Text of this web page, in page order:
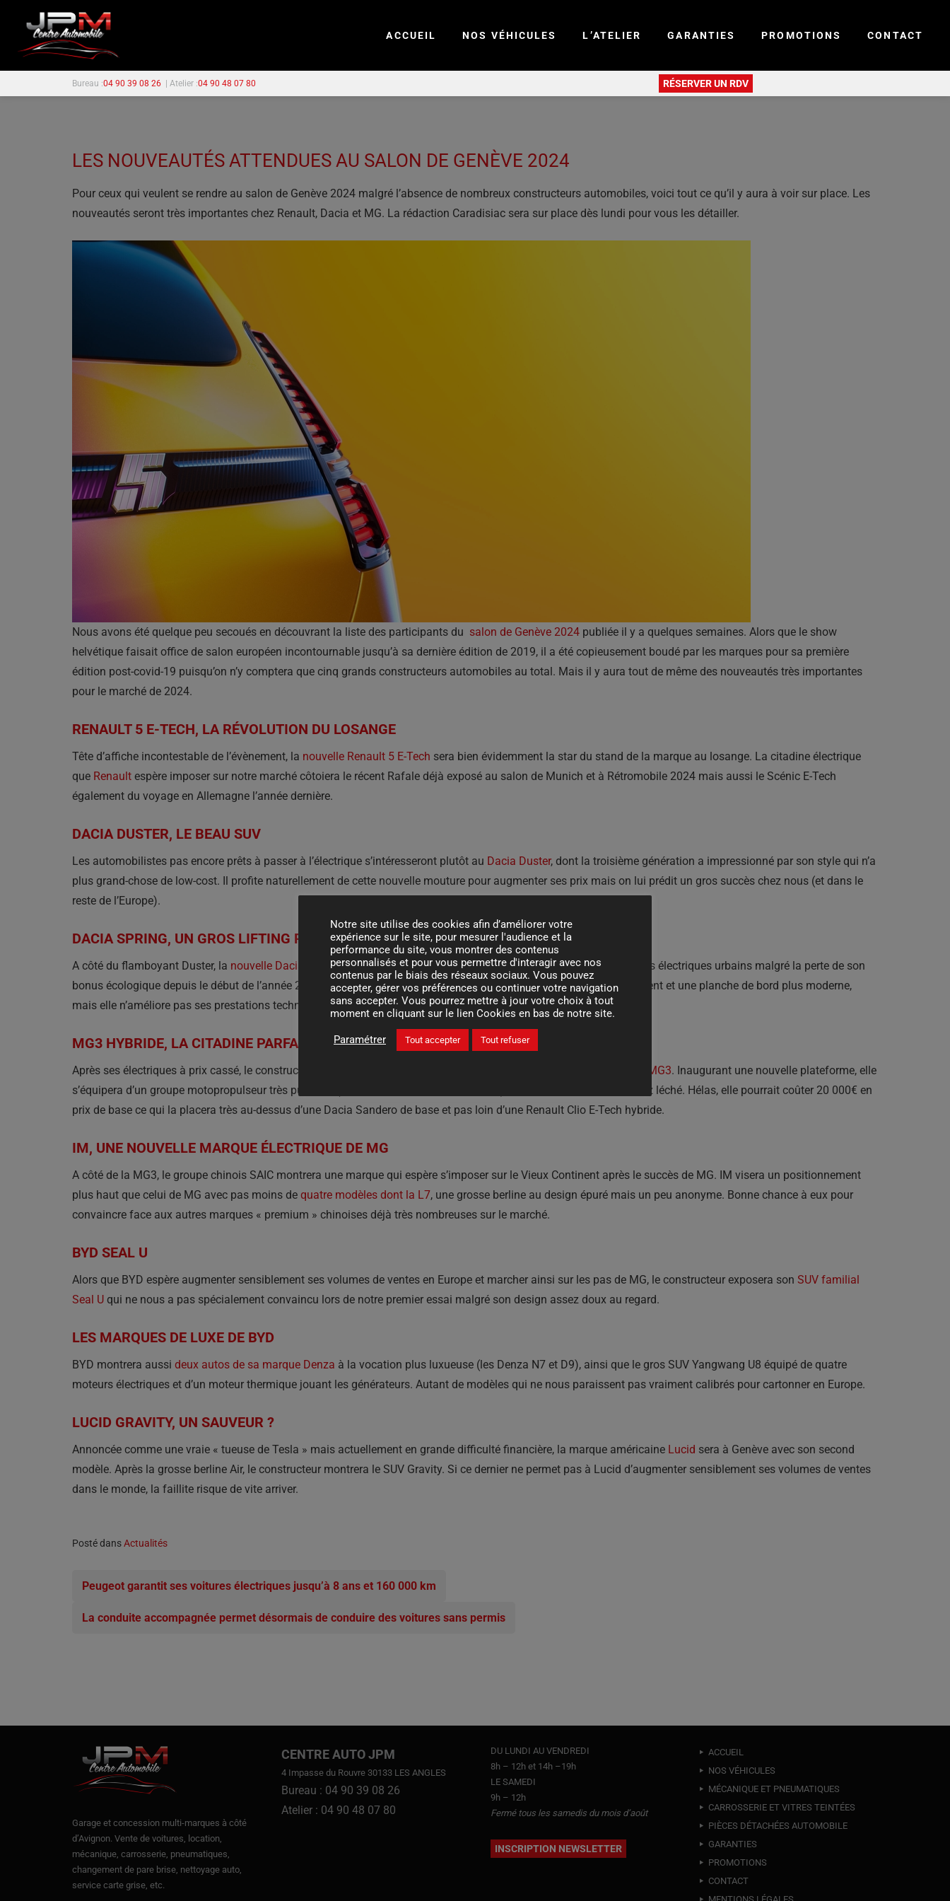
ACCUEIL NOS VÉHICULES L’ATELIER GARANTIES PROMOTIONS CONTACT
Bureau :04 90 39 08 26 | Atelier :04 90 48 07 80 RÉSERVER UN RDV
LES NOUVEAUTÉS ATTENDUES AU SALON DE GENÈVE 2024
Pour ceux qui veulent se rendre au salon de Genève 2024 malgré l’absence de nombreux constructeurs automobiles, voici tout ce qu’il y aura à voir sur place. Les
nouveautés seront très importantes chez Renault, Dacia et MG. La rédaction Caradisiac sera sur place dès lundi pour vous les détailler.
Nous avons été quelque peu secoués en découvrant la liste des participants du salon de Genève 2024 publiée il y a quelques semaines. Alors que le show
helvétique faisait office de salon européen incontournable jusqu’à sa dernière édition de 2019, il a été copieusement boudé par les marques pour sa première
édition post-covid-19 puisqu’on n’y comptera que cinq grands constructeurs automobiles au total. Mais il y aura tout de même des nouveautés très importantes
pour le marché de 2024.
RENAULT 5 E-TECH, LA RÉVOLUTION DU LOSANGE
Tête d’affiche incontestable de l’évènement, la nouvelle Renault 5 E-Tech sera bien évidemment la star du stand de la marque au losange. La citadine électrique
que Renault espère imposer sur notre marché côtoiera le récent Rafale déjà exposé au salon de Munich et à Rétromobile 2024 mais aussi le Scénic E-Tech
également du voyage en Allemagne l’année dernière.
DACIA DUSTER, LE BEAU SUV
Les automobilistes pas encore prêts à passer à l’électrique s’intéresseront plutôt au Dacia Duster, dont la troisième génération a impressionné par son style qui n’a
plus grand-chose de low-cost. Il profite naturellement de cette nouvelle mouture pour augmenter ses prix mais on lui prédit un gros succès chez nous (et dans le
reste de l’Europe).
DACIA SPRING, UN GROS LIFTING POUR SURVIVRE
A côté du flamboyant Duster, la nouvelle Dacia Springrestylée tâchera de redevenir incontournable parmi les modèles électriques urbains malgré la perte de son
bonus écologique depuis le début de l’année 2024. Pour cela, elle mise sur un physique moins triste que précédemment et une planche de bord plus moderne,
mais elle n’améliore pas ses prestations techniques.
MG3 HYBRIDE, LA CITADINE PARFAITE ?
Après ses électriques à prix cassé, le constructeur chinois MG dévoilera à Genève sa toute première citadine hybride MG3. Inaugurant une nouvelle plateforme, elle
s’équipera d’un groupe motopropulseur très puissant (on parle de près de 200 chevaux) tout en offrant un style assez léché. Hélas, elle pourrait coûter 20 000€ en
prix de base ce qui la placera très au-dessus d’une Dacia Sandero de base et pas loin d’une Renault Clio E-Tech hybride.
IM, UNE NOUVELLE MARQUE ÉLECTRIQUE DE MG
A côté de la MG3, le groupe chinois SAIC montrera une marque qui espère s’imposer sur le Vieux Continent après le succès de MG. IM visera un positionnement
plus haut que celui de MG avec pas moins de quatre modèles dont la L7, une grosse berline au design épuré mais un peu anonyme. Bonne chance à eux pour
convaincre face aux autres marques « premium » chinoises déjà très nombreuses sur le marché.
BYD SEAL U
Alors que BYD espère augmenter sensiblement ses volumes de ventes en Europe et marcher ainsi sur les pas de MG, le constructeur exposera son SUV familial
Seal U qui ne nous a pas spécialement convaincu lors de notre premier essai malgré son design assez doux au regard.
LES MARQUES DE LUXE DE BYD
BYD montrera aussi deux autos de sa marque Denza à la vocation plus luxueuse (les Denza N7 et D9), ainsi que le gros SUV Yangwang U8 équipé de quatre
moteurs électriques et d’un moteur thermique jouant les générateurs. Autant de modèles qui ne nous paraissent pas vraiment calibrés pour cartonner en Europe.
LUCID GRAVITY, UN SAUVEUR ?
Annoncée comme une vraie « tueuse de Tesla » mais actuellement en grande difficulté financière, la marque américaine Lucid sera à Genève avec son second
modèle. Après la grosse berline Air, le constructeur montrera le SUV Gravity. Si ce dernier ne permet pas à Lucid d’augmenter sensiblement ses volumes de ventes
dans le monde, la faillite risque de vite arriver.
Posté dansActualités
Peugeot garantit ses voitures électriques jusqu’à 8 ans et 160 000 km
La conduite accompagnée permet désormais de conduire des voitures sans permis
Garage et concession multi-marques à côté
d’Avignon. Vente de voitures , location,
mécanique, carrosserie, pneumatiques,
changement de pare brise, nettoyage auto,
service carte grise, etc.
CENTRE AUTO JPM
4 Impasse du Rouvre 30133 LES ANGLES
Bureau : 04 90 39 08 26
Atelier : 04 90 48 07 80
DU LUNDI AU VENDREDI
8h – 12h et 14h –19h
LE SAMEDI
9h – 12h
Fermé tous les samedis du mois d’août
INSCRIPTION NEWSLETTER
ACCUEIL
NOS VÉHICULES
MÉCANIQUE ET PNEUMATIQUES
CARROSSERIE ET VITRES TEINTÉES
PIÈCES DÉTACHÉES AUTOMOBILE
GARANTIES
PROMOTIONS
CONTACT
Notre site utilise des cookies afin d’améliorer votre
expérience sur le site, pour mesurer l'audience et la
performance du site, vous montrer des contenus
personnalisés et pour vous permettre d'interagir avec nos
contenus par le biais des réseaux sociaux. Vous pouvez
accepter, gérer vos préférences ou continuer votre navigation
sans accepter. Vous pourrez mettre à jour votre choix à tout
moment en cliquant sur le lien Cookies en bas de notre site.
Paramétrer Tout accepter Tout refuser